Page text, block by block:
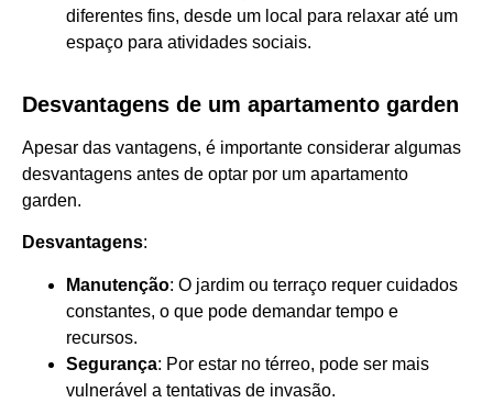
diferentes fins, desde um local para relaxar até um
espaço para atividades sociais.
Desvantagens de um apartamento garden
Apesar das vantagens, é importante considerar algumas
desvantagens antes de optar por um apartamento
garden.
Desvantagens:
Manutenção: O jardim ou terraço requer cuidados
constantes, o que pode demandar tempo e
recursos.
Segurança: Por estar no térreo, pode ser mais
vulnerável a tentativas de invasão.